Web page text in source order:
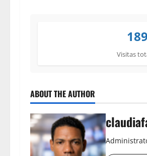
189
Visitas
ABOUT THE AUTHOR